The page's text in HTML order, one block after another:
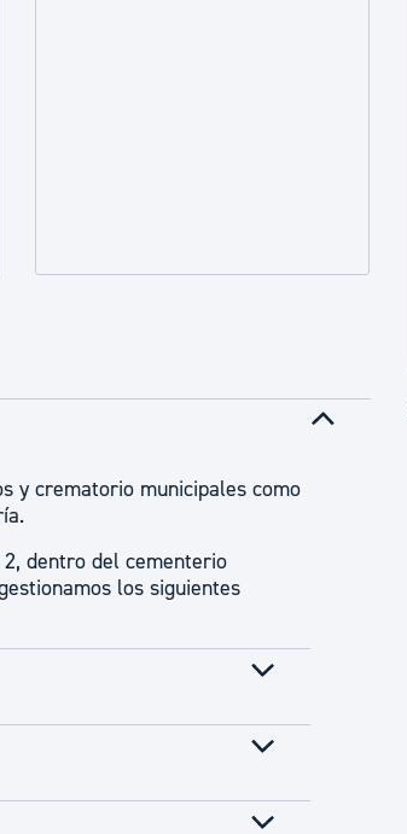
Portal de transparencia
y crematorio municipales como
dentro del cementerio
los siguientes